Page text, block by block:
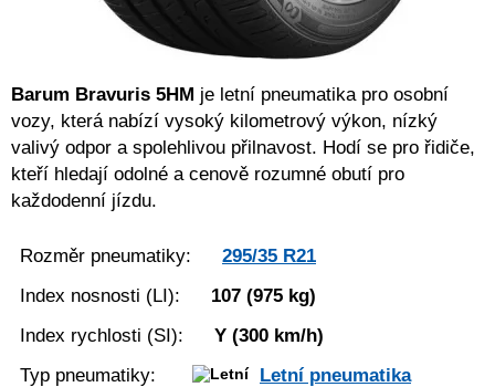
Barum Bravuris 5HM je letní pneumatika pro osobní
vozy, která nabízí vysoký kilometrový výkon, nízký
valivý odpor a spolehlivou přilnavost. Hodí se pro řidiče,
kteří hledají odolné a cenově rozumné obutí pro
každodenní jízdu.
Rozměr pneumatiky:
295/35 R21
Index nosnosti (LI):
107 (975 kg)
Index rychlosti (SI):
Y (300 km/h)
Typ pneumatiky:
Letní pneumatika